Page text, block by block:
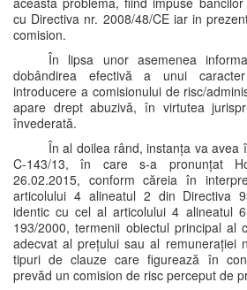
cu Directiva nr. 2008/48/CE iar in
comision.
În lipsa unor asemenea
dobândirea efectivă a unui
introducere a comisionului de risc/
apare drept abuzivă, în virtutea
învederată.
În al doilea rând, instanța va avea
C-143/13, în care s-a pronunțat
26.02.2015, conform căreia în
articolului 4 alineatul 2 din Directiva
identic cu cel al articolului 4 alineatul
193/2000, termenii obiectul principal al
adecvat al prețului sau al remunerației
tipuri de clauze care figurează în
prevăd un comision de risc perceput de